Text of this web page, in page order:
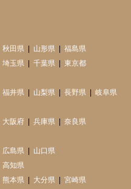
秋田県 山形県
福島県
埼玉県 千葉県
東京都
福井県 山梨県 長野県
岐阜県
大阪府 兵庫県
奈良県
広島県
山口県
高知県
熊本県 大分県
宮崎県